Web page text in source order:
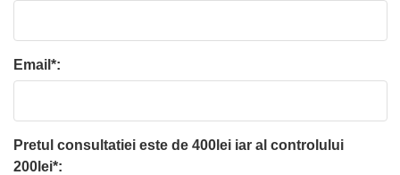
Email*:
Pretul consultatiei este de 400lei iar al controlului
200lei*: